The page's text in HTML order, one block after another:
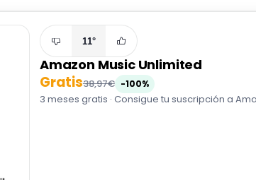
11°
Amazon Music Unlimited
Gratis38,97€ -100%
3 meses gratis · Consigue tu suscripción a